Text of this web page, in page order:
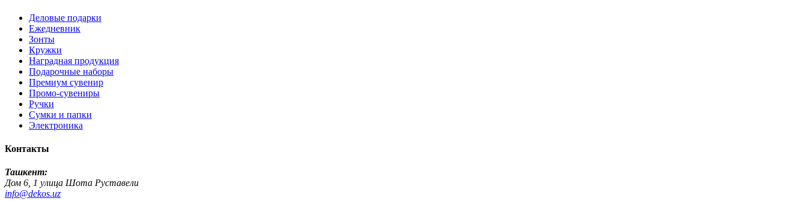
Деловые подарки
Ежедневник
Зонты
Кружки
Наградная продукция
Подарочные наборы
Премиум сувенир
Промо-сувениры
Ручки
Сумки и папки
Электроника
Контакты
Ташкент:
Дом 6, 1 улица Шота Руставели
info@dekos.uz